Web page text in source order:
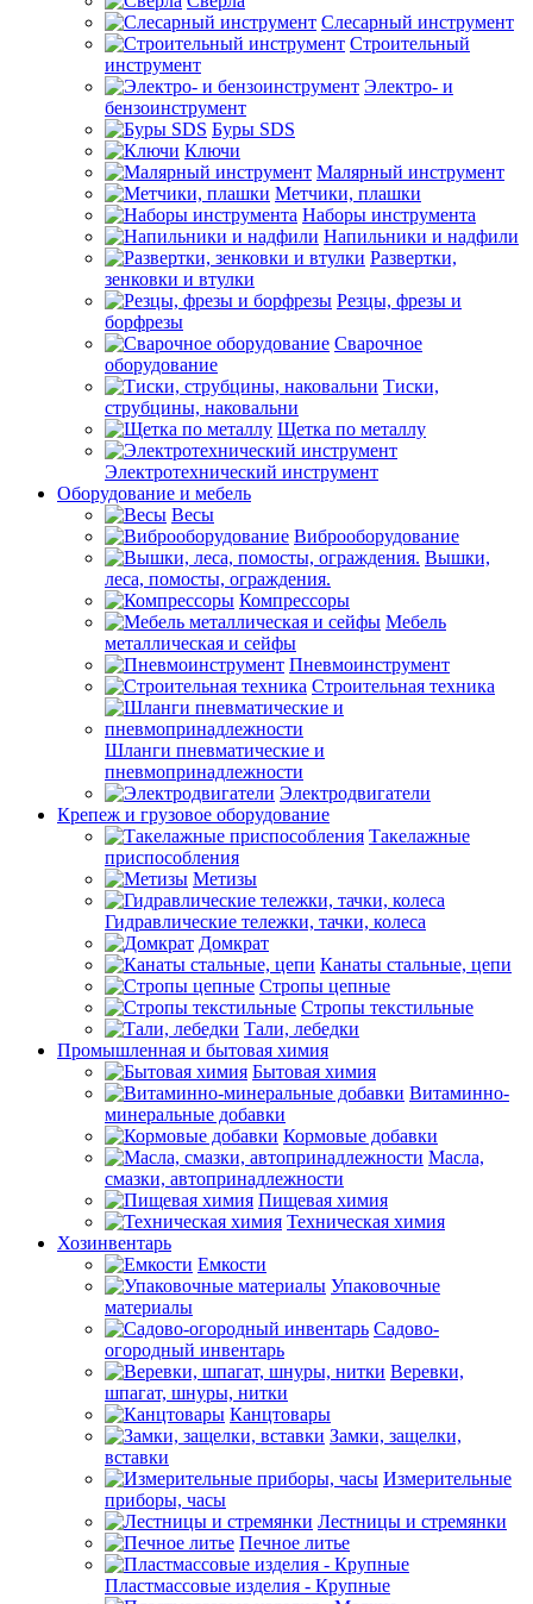
Слесарный инструмент
Строительный
инструмент
Электро- и
бензоинструмент
Буры SDS
Ключи
Малярный инструмент
Метчики, плашки
Наборы инструмента
Напильники и надфили
Развертки,
зенковки и втулки
Резцы, фрезы и
борфрезы
Сварочное
оборудование
Тиски,
струбцины, наковальни
Щетка по металлу
Электротехнический инструмент
Оборудование и мебель
Весы
Виброоборудование
Вышки,
леса, помосты, ограждения.
Компрессоры
Мебель
металлическая и сейфы
Пневмоинструмент
Строительная техника
Шланги пневматические и
пневмопринадлежности
Электродвигатели
Крепеж и грузовое оборудование
Такелажные
приспособления
Метизы
Гидравлические тележки, тачки, колеса
Домкрат
Канаты стальные, цепи
Стропы цепные
Стропы текстильные
Тали, лебедки
Промышленная и бытовая химия
Бытовая химия
Витаминно-
минеральные добавки
Кормовые добавки
Масла,
смазки, автопринадлежности
Пищевая химия
Техническая химия
Хозинвентарь
Емкости
Упаковочные
материалы
Садово-
огородный инвентарь
Веревки,
шпагат, шнуры, нитки
Канцтовары
Замки, защелки,
вставки
Измерительные
приборы, часы
Лестницы и стремянки
Печное литье
Пластмассовые изделия - Крупные